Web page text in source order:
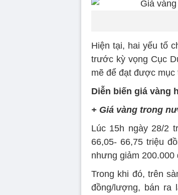
Hiện tại, hai yếu tố
trước kỳ vọng Cục
mẽ để đạt được
Diễn biến giá vàng
+ Giá vàng trong
Lúc 15h ngày 28/2
66,05- 66,75 triệu
nhưng giảm
Trong khi đó, trên
đồng/lượng, bán ra